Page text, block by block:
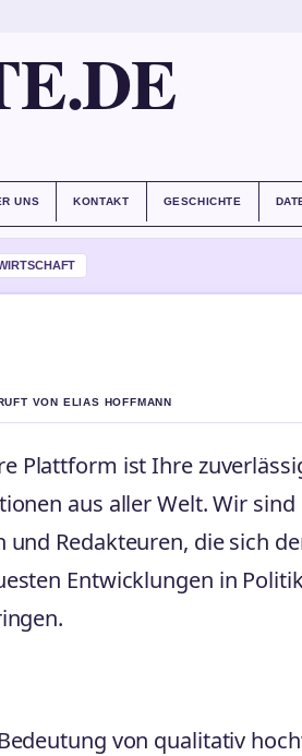
UNS KONTAKT GESCHICHTE
VON ELIAS HOFFMANN
Plattform ist Ihre
aus aller Welt. Wir sind
und Redakteuren, die sich
Entwicklungen in
von qualitativ